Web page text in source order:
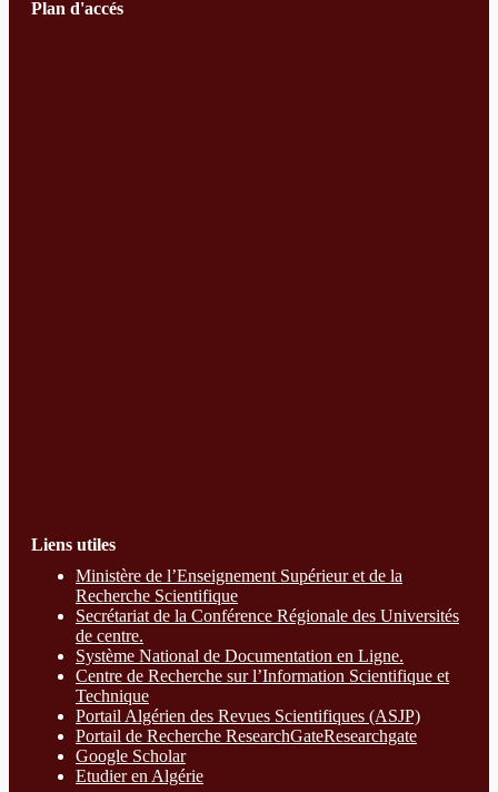
Plan d'accés
Liens utiles
Ministère de l’Enseignement Supérieur et de la
Recherche Scientifique
Secrétariat de la Conférence Régionale des Universités
de centre.
Système National de Documentation en Ligne.
Centre de Recherche sur l’Information Scientifique et
Technique
Portail Algérien des Revues Scientifiques (ASJP)
Portail de Recherche ResearchGateResearchgate
Google Scholar
Etudier en Algérie